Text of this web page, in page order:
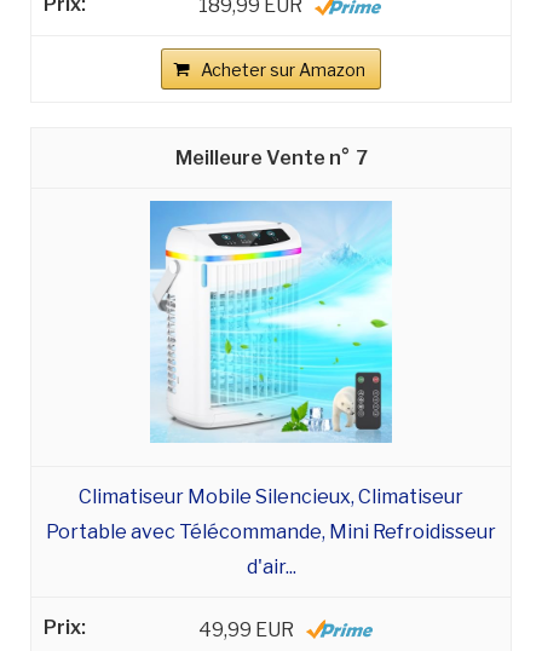
189,99 EUR
Acheter sur Amazon
7
Climatiseur Mobile Silencieux, Climatiseur
Portable avec Télécommande, Mini Refroidisseur
d'air...
49,99 EUR